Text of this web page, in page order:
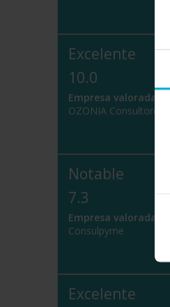
Excelente
10.0
Empresa valorada:
OZONIA Consultores
Notable
7.3
Empresa valorada:
Consulpyme
Excelente